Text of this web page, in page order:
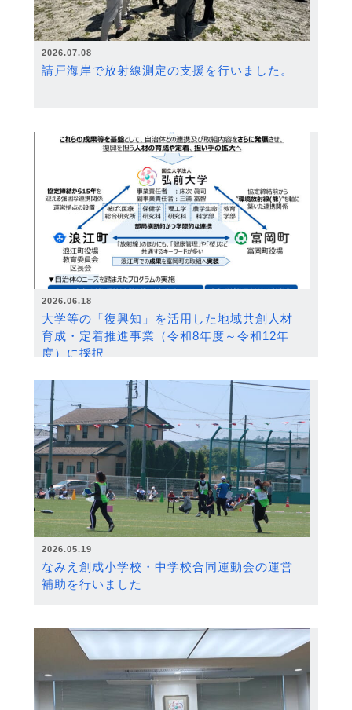
2026.07.08
請戸海岸で放射線測定の支援を行いました。
2026.06.18
大学等の「復興知」を活用した地域共創人材
育成・定着推進事業（令和8年度～令和12年
度）に採択
2026.05.19
なみえ創成小学校・中学校合同運動会の運営
補助を行いました